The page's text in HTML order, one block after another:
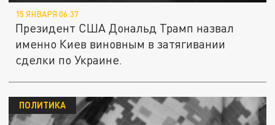
15 ЯНВАРЯ 06:37
Президент США Дональд Трамп назвал
именно Киев виновным в затягивании
сделки по Украине.
ПОЛИТИКА